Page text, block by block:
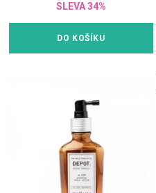
SLEVA 34%
DO KOŠÍKU